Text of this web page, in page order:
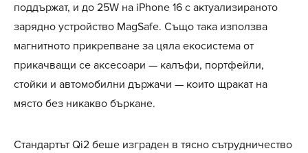
поддържат, и до 25W на iPhone 16 с актуализираното
зарядно устройство MagSafe. Също така използва
магнитното прикрепване за цяла екосистема от
прикачващи се аксесоари — калъфи, портфейли,
стойки и автомобилни държачи — които щракат на
място без никакво бъркане.
Стандартът Qi2 беше изграден в тясно сътрудничество